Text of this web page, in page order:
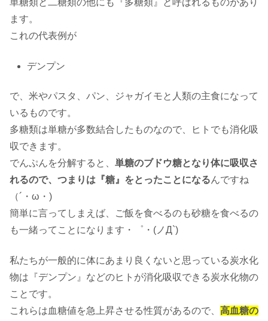
単糖類と二糖類の他にも『多糖類』と呼ばれるものがあり
ます。
これの代表例が
デンプン
で、米やパスタ、パン、ジャガイモと人類の主食になって
いるものです。
多糖類は単糖が多数結合したものなので、ヒトでも消化吸
収できます。
でんぷんを分解すると、 単糖のブドウ糖となり体に吸収さ
れるので、つまりは『糖』をとったことになるんですね
（´・ω・)
簡単に言ってしまえば、ご飯を食べるのも砂糖を食べるの
も一緒ってことになります・゜・(ノД`)
私たちが一般的に体にあまり良くないと思っている炭水化
物は『デンプン』などのヒトが消化吸収できる炭水化物の
ことです。
これらは血糖値を急上昇させる性質があるので、 高血糖の